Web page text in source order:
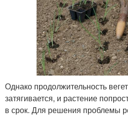
Однако продолжительность
затягивается, и растение
в срок. Для решения проблемы